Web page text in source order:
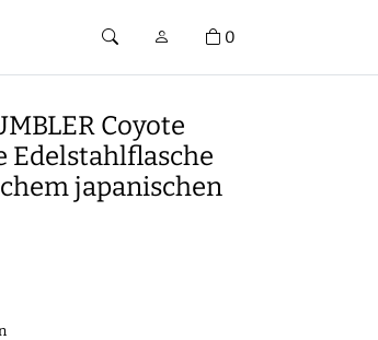
0
Coyote
Edelstahlflasche
japanischen